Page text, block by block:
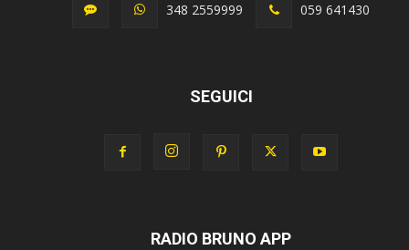
348 2559999 059 641430
SEGUICI
RADIO BRUNO APP